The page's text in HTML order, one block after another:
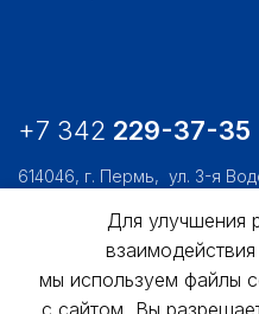
+7 342 229-37-35
614046, г. Пермь, ул. 3-я
usk@usk.perm.ru
Обратная связь
Для улучшения
мы используем файлы
с сайтом, Вы